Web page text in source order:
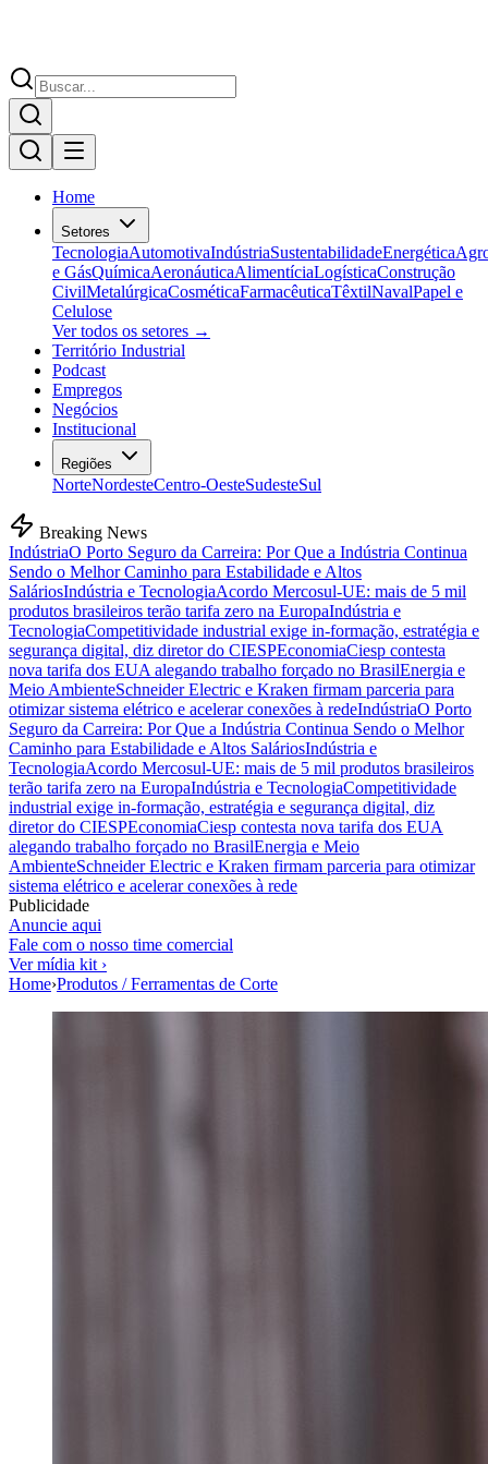
Home
Setores
TecnologiaAutomotivaIndústriaSustentabilidadeEnergética
e GásQuímicaAeronáuticaAlimentíciaLogísticaConstrução
CivilMetalúrgicaCosméticaFarmacêuticaTêxtilNavalPapel e
Celulose
Ver todos os setores →
Território Industrial
Podcast
Empregos
Negócios
Institucional
Regiões
NorteNordesteCentro-OesteSudesteSul
Breaking News
IndústriaO Porto Seguro da Carreira: Por Que a Indústria Continua
Sendo o Melhor Caminho para Estabilidade e Altos
SaláriosIndústria e TecnologiaAcordo Mercosul-UE: mais de 5 mil
produtos brasileiros terão tarifa zero na EuropaIndústria e
TecnologiaCompetitividade industrial exige in-formação, estratégia e
segurança digital, diz diretor do CIESPEconomiaCiesp contesta
nova tarifa dos EUA alegando trabalho forçado no BrasilEnergia e
Meio AmbienteSchneider Electric e Kraken firmam parceria para
otimizar sistema elétrico e acelerar conexões à redeIndústriaO Porto
Seguro da Carreira: Por Que a Indústria Continua Sendo o Melhor
Caminho para Estabilidade e Altos SaláriosIndústria e
TecnologiaAcordo Mercosul-UE: mais de 5 mil produtos brasileiros
terão tarifa zero na EuropaIndústria e TecnologiaCompetitividade
industrial exige in-formação, estratégia e segurança digital, diz
diretor do CIESPEconomiaCiesp contesta nova tarifa dos EUA
alegando trabalho forçado no BrasilEnergia e Meio
AmbienteSchneider Electric e Kraken firmam parceria para otimizar
sistema elétrico e acelerar conexões à rede
Publicidade
Anuncie aqui
Fale com o nosso time comercial
Ver mídia kit ›
Home›Produtos / Ferramentas de Corte